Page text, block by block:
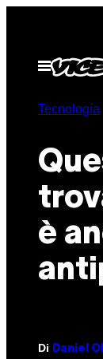
contenuto
Apri
Tecnología
è
Di Daniel